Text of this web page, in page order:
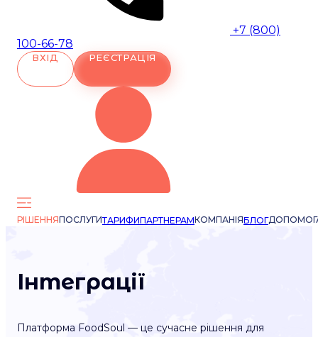
+7 (800)
100-66-78
ВХІД РЕЄСТРАЦІЯ
РІШЕННЯПОСЛУГИТАРИФИПАРТНЕРАМКОМПАНІЯБЛОГ
Інтеграції
Платформа FoodSoul — це сучасне рішення для